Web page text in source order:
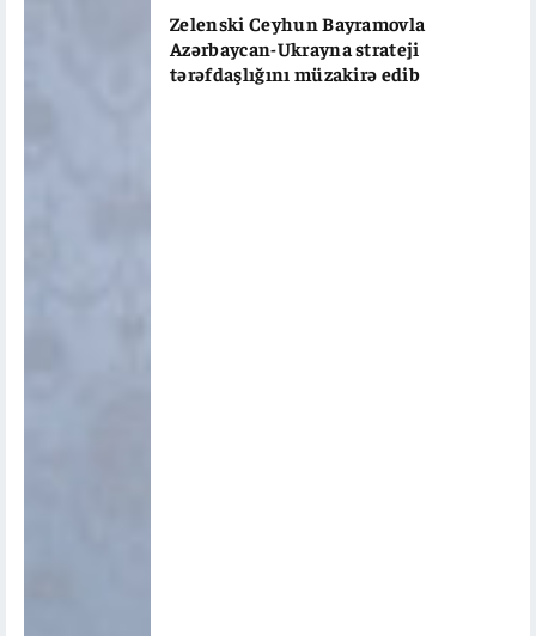
Zelenski Ceyhun Bayramovla
Azərbaycan-Ukrayna strateji
tərəfdaşlığını müzakirə edib